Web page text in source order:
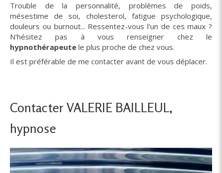
Trouble de la personnalité, problèmes de poids,
mésestime de soi, cholesterol, fatigue psychologique,
douleurs ou burnout... Ressentez-vous l'un de ces maux ?
N'hésitez pas à vous renseigner chez le
hypnothérapeute le plus proche de chez vous.
Il est préférable de me contacter avant de vous déplacer.
Contacter VALERIE BAILLEUL,
hypnose